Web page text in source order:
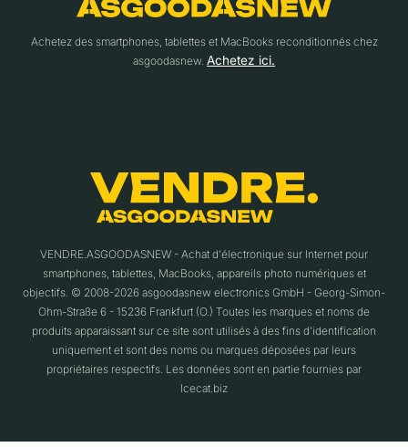
Achetez des smartphones, tablettes et MacBooks reconditionnés chez
asgoodasnew. Achetez ici.
VENDRE.ASGOODASNEW - Achat d'électronique sur Internet pour
smartphones, tablettes, MacBooks, appareils photo numériques et
objectifs. © 2008-2026 asgoodasnew electronics GmbH - Georg-Simon-
Ohm-Straße 6 - 15236 Frankfurt (O.) Toutes les marques et noms de
produits apparaissant sur ce site sont utilisés à des fins d'identification
uniquement et sont des noms ou marques déposées par leurs
propriétaires respectifs. Les données sont en partie fournies par
Icecat.biz